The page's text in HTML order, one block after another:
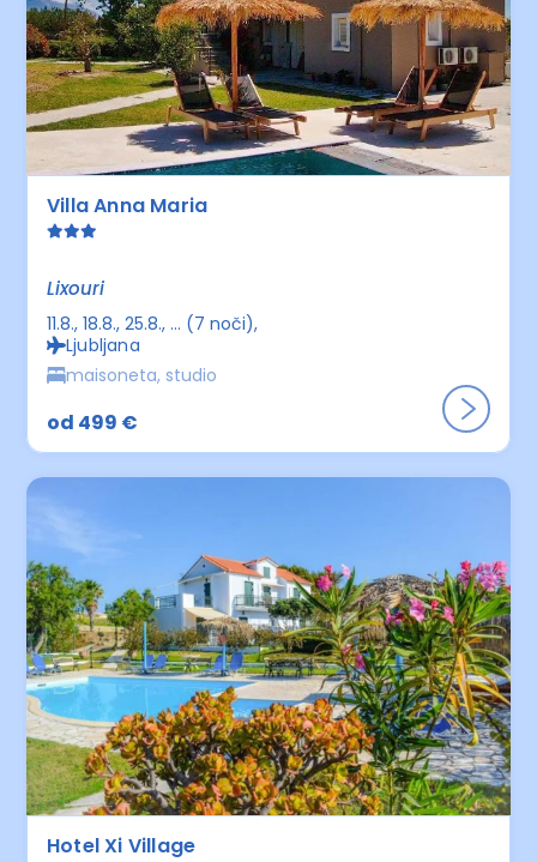
Villa Anna Maria
Lixouri
11.8., 18.8., 25.8., ... (7 noči)
Ljubljana
maisoneta, studio
od 499 €
Hotel Xi Village